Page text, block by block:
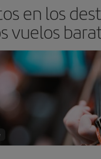
en los
vuelos